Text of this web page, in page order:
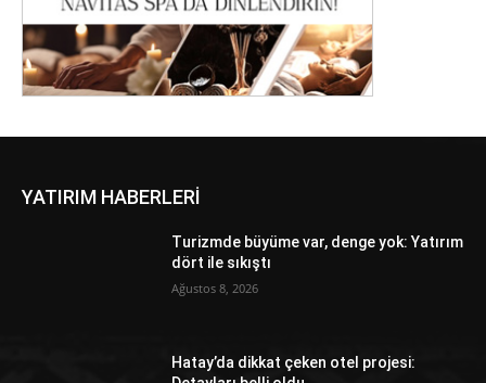
YATIRIM HABERLERİ
Turizmde büyüme var, denge yok: Yatırım
dört ile sıkıştı
Ağustos 8, 2026
Hatay’da dikkat çeken otel projesi: